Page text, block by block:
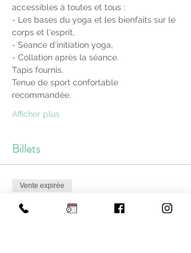
accessibles à toutes et tous :
- Les bases du yoga et les bienfaits sur le
corps et l'esprit,
- Séance d'initiation yoga,
- Collation après la séance.
Tapis fournis.
Tenue de sport confortable
recommandée.
Afficher plus
Billets
Vente expirée
Type de billet